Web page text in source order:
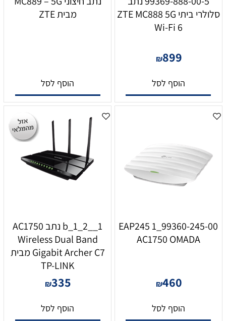
סלולרי ביתי ZTE MC888 5G
Wi-Fi 6
₪899
הוסף לסל
מבית ZTE
הוסף לסל
99360-245-00_1 EAP245
AC1750 OMADA
₪460
הוסף לסל
b_1_2__1 נתב AC1750
Wireless Dual Band
Gigabit Archer C7 מבית
TP-LINK
₪335
הוסף לסל